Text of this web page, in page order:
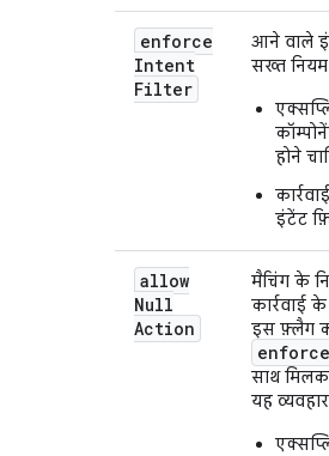
enforce
Intent
Filter
आने वाले
सख्त
होने
इंटेंट
allow
Null
Action
मैचिंग के
कार्रवाई
इस फ़्लैग
साथ
यह